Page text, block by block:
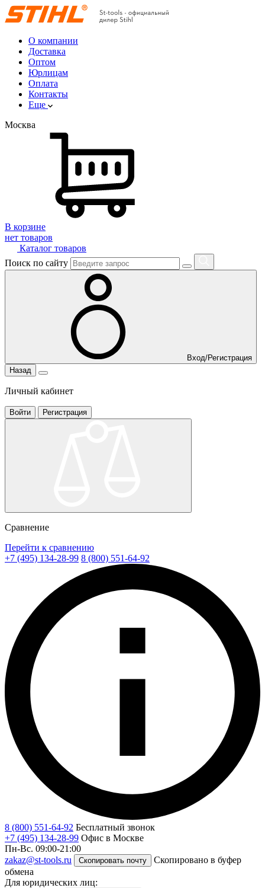
О компании
Доставка
Оптом
Юрлицам
Оплата
Контакты
Еще
Москва
В корзине
нет товаров
Каталог товаров
Поиск по сайту
Вход/Регистрация
Назад
Личный кабинет
Войти Регистрация
Сравнение
Перейти к сравнению
+7 (495) 134-28-99 8 (800) 551-64-92
8 (800) 551-64-92 Бесплатный звонок
+7 (495) 134-28-99 Офис в Москве
Пн-Вс. 09:00-21:00
zakaz@st-tools.ru
Скопировать почту
Скопировано в буфер
обмена
Для юридических лиц: